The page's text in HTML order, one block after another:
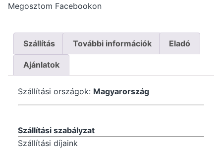
Megosztom Facebookon
Szállítás További információk Eladó
Ajánlatok
Szállítási országok: Magyarország
Szállítási szabályzat
Szállítási díjaink